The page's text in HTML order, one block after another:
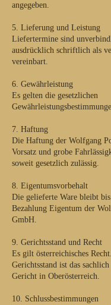
angegeben.
5. Lieferung und Leistung
Liefertermine sind
ausdrücklich schriftlich als
vereinbart.
6. Gewährleistung
Es gelten die gesetzlichen
7. Haftung
Die Haftung der Wolfgang
Vorsatz und grobe
soweit gesetzlich zulässig.
8. Eigentumsvorbehalt
Die gelieferte Ware bleibt
Bezahlung Eigentum der
GmbH.
9. Gerichtsstand und Recht
Es gilt österreichisches Recht.
Gerichtsstand ist das
Gericht in Oberösterreich.
10. Schlussbestimmungen